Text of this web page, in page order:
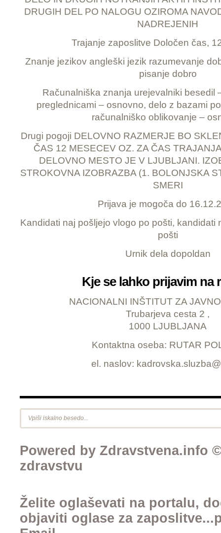
DRUGIH DEL PO NALOGU OZIROMA
NADREJENIH
Trajanje zaposlitve Določen čas,
Znanje jezikov angleški jezik razumevanje
pisanje dobro
Računalniška znanja urejevalniki besedil
preglednicami – osnovno, delo z bazami
računalniško oblikovanje –
Drugi pogoji DELOVNO RAZMERJE BO
ČAS 12 MESECEV OZ. ZA ČAS
DELOVNO MESTO JE V LJUBLJANI.
STROKOVNA IZOBRAZBA (1. BOLONJSKA
SMERI
Prijava je mogoča do
Kandidati naj pošljejo vlogo po pošti, kandidati
pošti
Urnik dela dopoldan
Kje se lahko prijavim na
NACIONALNI INŠTITUT ZA
Trubarjeva cesta 2 ,
1000 LJUBLJANA
Kontaktna oseba: RUTAR
el. naslov:
Powered by Zdravstvena.info
zdravstvu
Želite oglaševati na portalu,
objaviti oglase za